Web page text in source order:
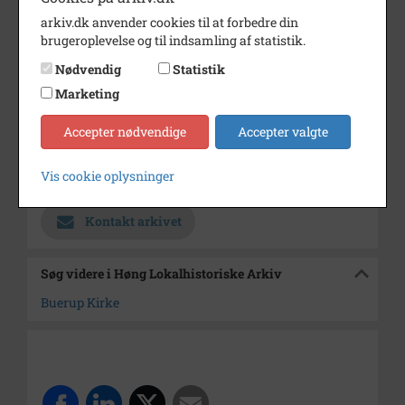
Dateringsnote
1962
Fotograf
Se på kort
Type
Sogn (1000-2050)
Enhed
Buerup Sogn (1921-2050)
Arkiv
Kontakt arkivet
Søg videre i Høng Lokalhistoriske Arkiv
Buerup Kirke
arkiv.dk anvender cookies til at forbedre din
brugeroplevelse og til indsamling af statistik.
Nødvendig
Statistik
Marketing
Accepter nødvendige Accepter valgte
Vis cookie oplysninger